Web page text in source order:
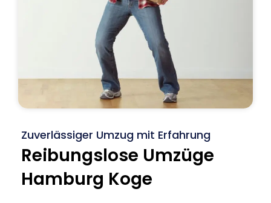
Zuverlässiger Umzug mit Erfahrung
Reibungslose Umzüge
Hamburg Koge